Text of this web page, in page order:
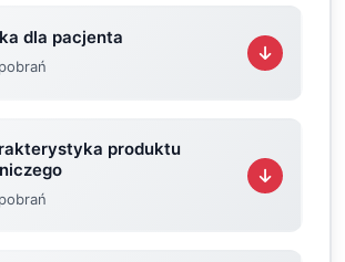
dla pacjenta
produktu